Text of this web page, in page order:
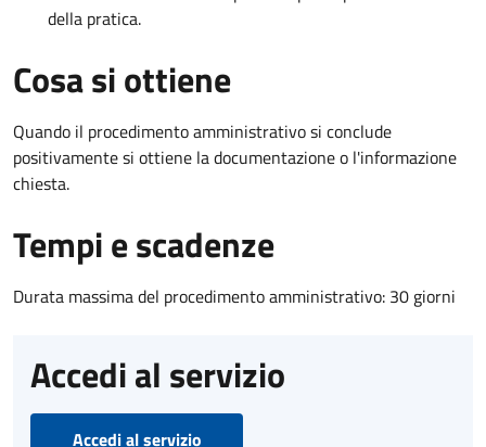
della pratica.
Cosa si ottiene
Quando il procedimento amministrativo si conclude
positivamente si ottiene la documentazione o l'informazione
chiesta.
Tempi e scadenze
Durata massima del procedimento amministrativo: 30 giorni
Accedi al servizio
Accedi al servizio